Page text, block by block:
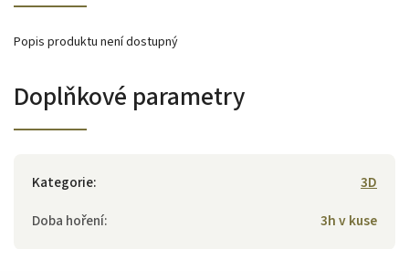
Popis produktu není dostupný
Doplňkové parametry
Kategorie:
3D
Doba hoření: 3h v kuse